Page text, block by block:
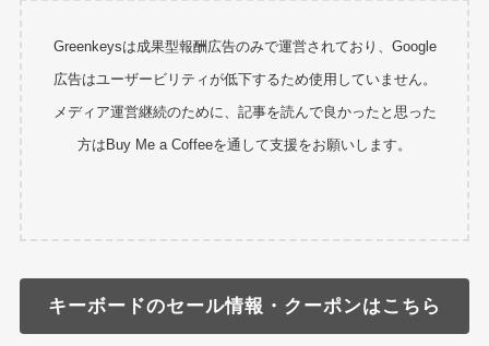
Greenkeysは成果型報酬広告のみで運営されており、Google
広告はユーザービリティが低下するため使用していません。
メディア運営継続のために、記事を読んで良かったと思った
方はBuy Me a Coffeeを通して支援をお願いします。
キーボードのセール情報・クーポンはこちら